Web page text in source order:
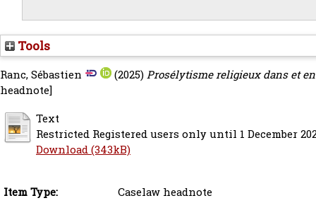
Tools
Ranc, Sébastien (2025)Prosélytisme religieux dans et
headnote]
Text
Restricted Registered users only until 1 December
Download (343kB)
Item Type:
Caselaw headnote